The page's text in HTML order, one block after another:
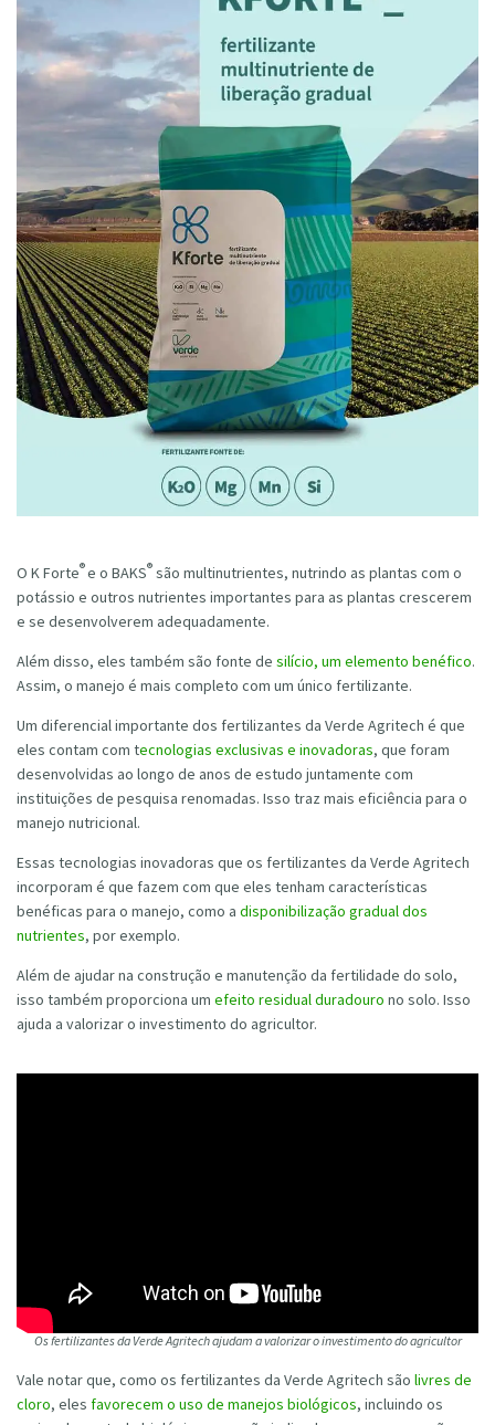
O K Forte®e o BAKS® são multinutrientes, nutrindo as plantas com o
potássio e outros nutrientes importantes para as plantas crescerem
e se desenvolverem adequadamente.
Além disso, eles também são fonte de silício, um elemento benéfico.
Assim, o manejo é mais completo com um único fertilizante.
Um diferencial importante dos fertilizantes da Verde Agritech é que
eles contam com tecnologias exclusivas e inovadoras, que foram
desenvolvidas ao longo de anos de estudo juntamente com
instituições de pesquisa renomadas. Isso traz mais eficiência para o
manejo nutricional.
Essas tecnologias inovadoras que os fertilizantes da Verde Agritech
incorporam é que fazem com que eles tenham características
benéficas para o manejo, como a disponibilização gradual dos
nutrientes, por exemplo.
Além de ajudar na construção e manutenção da fertilidade do solo,
isso também proporciona um efeito residual duradouro no solo. Isso
ajuda a valorizar o investimento do agricultor.
Os fertilizantes da Verde Agritech ajudam a valorizar o investimento do agricultor
Vale notar que, como os fertilizantes da Verde Agritech são livres de
cloro, eles favorecem o uso de manejos biológicos, incluindo os